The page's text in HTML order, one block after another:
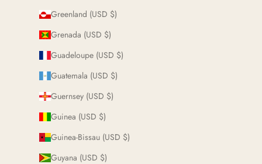
Greenland (USD $)
Grenada (USD $)
Guadeloupe (USD $)
Guatemala (USD $)
Guernsey (USD $)
Guinea (USD $)
Guinea-Bissau (USD $)
Guyana (USD $)